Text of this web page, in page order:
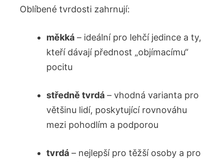
Oblíbené tvrdosti zahrnují:
měkká – ideální pro lehčí ‌jedince a ty,
kteří dávají přednost „objímacímu“
pocitu
středně tvrdá – vhodná varianta pro
většinu lidí, poskytující rovnováhu
mezi pohodlím a podporou
tvrdá – nejlepší pro těžší osoby‌ a pro